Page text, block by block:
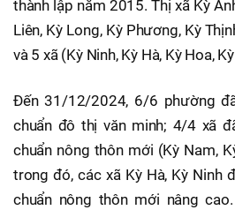
thành lập năm 2015. Thị xã Kỳ
Liên, Kỳ Long, Kỳ Phương, Kỳ
và 5 xã (Kỳ Ninh, Kỳ Hà, Kỳ Hoa,
Đến 31/12/2024, 6/6 phường
chuẩn đô thị văn minh; 4/4 xã
chuẩn nông thôn mới (Kỳ Nam,
trong đó, các xã Kỳ Hà, Kỳ Ninh
chuẩn nông thôn mới nâng